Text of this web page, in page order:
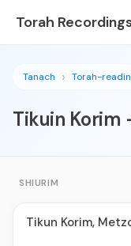
Torah
Tanach Torah-
Tikuin Korim
SHIURIM
Tikun Korim,